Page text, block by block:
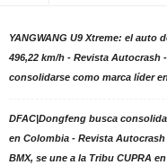
YANGWANG U9 Xtreme: el
496,22 km/h - Revista Autocrash
consolidarse como marca líder
DFAC|Dongfeng busca
en Colombia - Revista
BMX, se une a la Tribu CUPRA